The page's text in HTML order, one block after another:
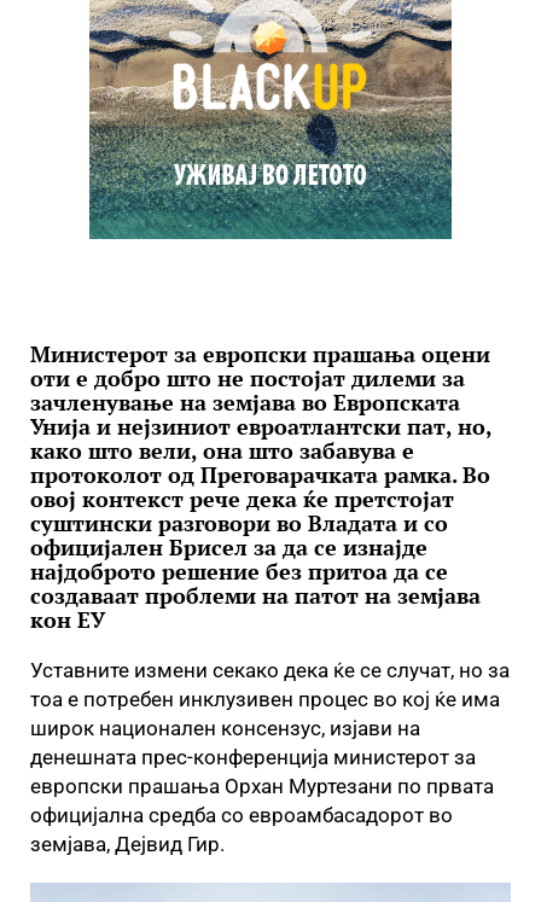
Министерот за европски прашања оцени
оти е добро што не постојат дилеми за
зачленување на земјава во Европската
Унија и нејзиниот евроатлантски пат, но,
како што вели, она што забавува е
протоколот од Преговарачката рамка. Во
овој контекст рече дека ќе претстојат
суштински разговори во Владата и со
официјален Брисел за да се изнајде
најдоброто решение без притоа да се
создаваат проблеми на патот на земјава
кон ЕУ
Уставните измени секако дека ќе се случат, но за
тоа е потребен инклузивен процес во кој ќе има
широк национален консензус, изјави на
денешната прес-конференција министерот за
европски прашања Орхан Муртезани по првата
официјална средба со евроамбасадорот во
земјава, Дејвид Гир.